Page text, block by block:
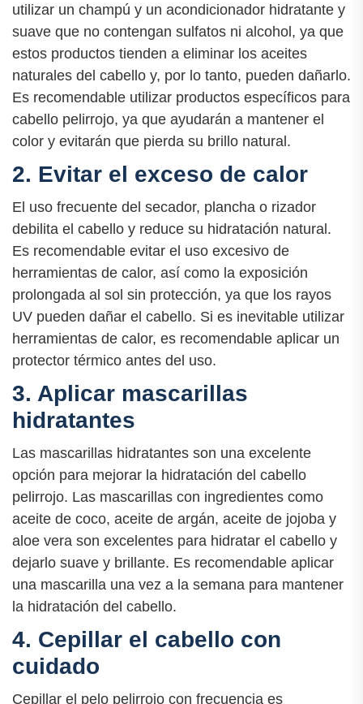
utilizar un champú y un acondicionador hidratante y
suave que no contengan sulfatos ni alcohol, ya que
estos productos tienden a eliminar los aceites
naturales del cabello y, por lo tanto, pueden dañarlo.
Es recomendable utilizar productos específicos para
cabello pelirrojo, ya que ayudarán a mantener el
color y evitarán que pierda su brillo natural.
2. Evitar el exceso de calor
El uso frecuente del secador, plancha o rizador
debilita el cabello y reduce su hidratación natural.
Es recomendable evitar el uso excesivo de
herramientas de calor, así como la exposición
prolongada al sol sin protección, ya que los rayos
UV pueden dañar el cabello. Si es inevitable utilizar
herramientas de calor, es recomendable aplicar un
protector térmico antes del uso.
3. Aplicar mascarillas
hidratantes
Las mascarillas hidratantes son una excelente
opción para mejorar la hidratación del cabello
pelirrojo. Las mascarillas con ingredientes como
aceite de coco, aceite de argán, aceite de jojoba y
aloe vera son excelentes para hidratar el cabello y
dejarlo suave y brillante. Es recomendable aplicar
una mascarilla una vez a la semana para mantener
la hidratación del cabello.
4. Cepillar el cabello con
cuidado
Cepillar el pelo pelirrojo con frecuencia es